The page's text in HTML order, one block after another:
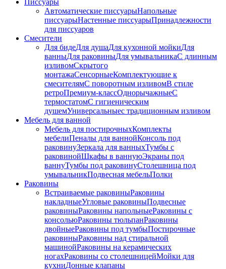
Писсуары
Автоматические писсуарыНапольные
писсуарыНастенные писсуарыПринадлежности
для писсуаров
Смесители
Для бидеДля душаДля кухонной мойкиДля
ванныДля раковиныДля умывальникаС длинным
изливомСкрытого
монтажаСенсорныеКомплектующие к
смесителямС поворотным изливомВ стиле
ретроПремиум-классОднорычажныеС
термостатомС гигиеническим
душемУниверсальныес традиционным изливом
Мебель для ванной
Мебель для постирочныхКомплекты
мебелиПеналы для ваннойКонсоль под
раковинуЗеркала для ванныхТумбы с
раковинойШкафы в ваннуюЭкраны под
ваннуТумбы под раковинуСтолешница под
умывальникПодвесная мебельПолки
Раковины
Встраиваемые раковиныРаковины
накладныеУгловые раковиныПодвесные
раковиныРаковины напольныеРаковины с
консольюРаковины тюльпанРаковины
двойныеРаковины под тумбыПостирочные
раковиныРаковины над стиральной
машинойРаковины на керамических
ногахРаковины со столешницейМойки для
кухниДонные клапаны